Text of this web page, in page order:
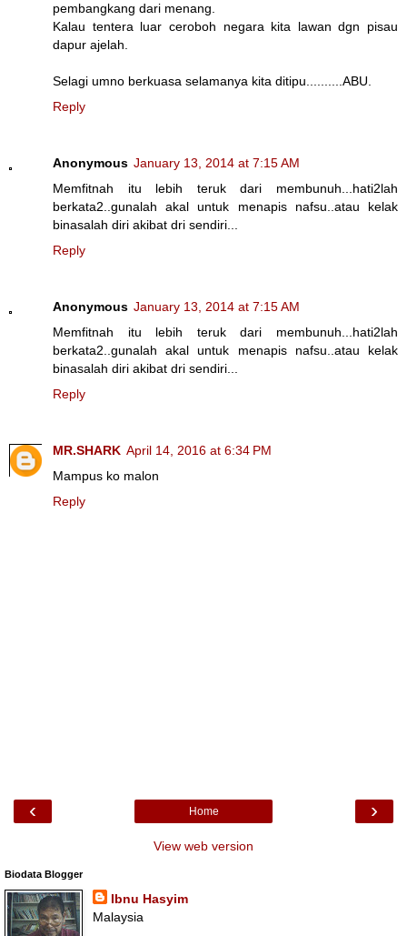
pembangkang dari menang.
Kalau tentera luar ceroboh negara kita lawan dgn pisau
dapur ajelah.
Selagi umno berkuasa selamanya kita ditipu..........ABU.
Reply
Anonymous January 13, 2014 at 7:15 AM
Memfitnah itu lebih teruk dari membunuh...hati2lah
berkata2..gunalah akal untuk menapis nafsu..atau kelak
binasalah diri akibat dri sendiri...
Reply
Anonymous January 13, 2014 at 7:15 AM
Memfitnah itu lebih teruk dari membunuh...hati2lah
berkata2..gunalah akal untuk menapis nafsu..atau kelak
binasalah diri akibat dri sendiri...
Reply
MR.SHARK April 14, 2016 at 6:34 PM
Mampus ko malon
Reply
‹ ›
Home
View web version
Biodata Blogger
Ibnu Hasyim
Malaysia